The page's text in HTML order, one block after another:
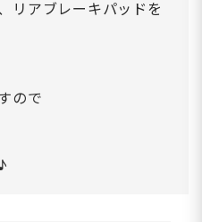
リアブレーキパッドを
ので